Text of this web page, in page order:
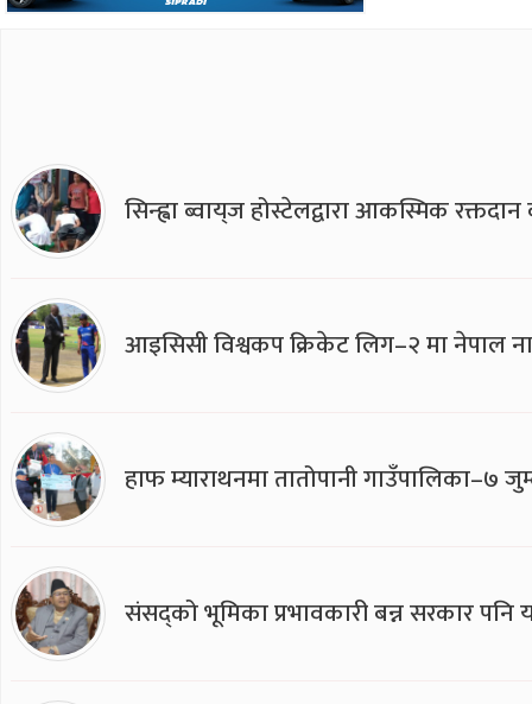
सिन्ह्वा ब्वाय्‌ज होस्टेलद्वारा आकस्मिक
आइसिसी विश्वकप क्रिकेट लिग–२ मा नेपाल
हाफ म्याराथनमा तातोपानी गाउँपालिका–७
संसद्को भूमिका प्रभावकारी बन्न सरकार पनि